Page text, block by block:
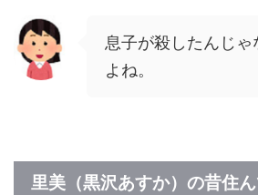
息子が殺したんじゃ
よね。
里美（黒沢あすか）の昔住